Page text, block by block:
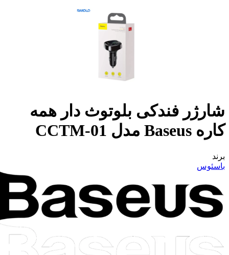
شارژر فندکی بلوتوث دار همه
کاره Baseus مدل CCTM-01
برند
باسئوس